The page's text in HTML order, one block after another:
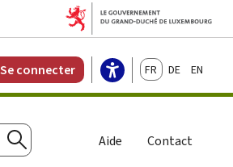
Se connecter FrançaisDeutschEnglish
Rechercher
Aide Contact